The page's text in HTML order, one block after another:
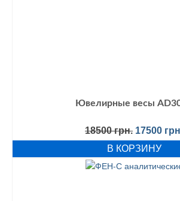
Ювелирные весы
18500грн.
цена
18500
17500
В КОРЗИНУ